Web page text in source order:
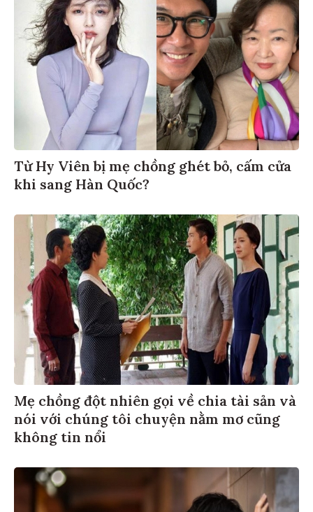
Từ Hy Viên bị mẹ chồng ghét bỏ, cấm cửa
khi sang Hàn Quốc?
Mẹ chồng đột nhiên gọi về chia tài sản và
nói với chúng tôi chuyện nằm mơ cũng
không tin nổi